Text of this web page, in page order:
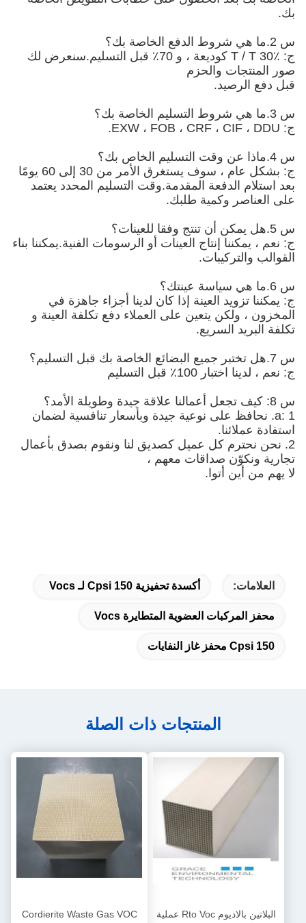
بك.
س 2.ما هي شروط الدفع الخاصة بك؟
ج: T / T 30٪ كوديعة ، و 70٪ قبل التسليم.سنعرض لك
صور المنتجات والحزم
قبل دفع الرصيد.
س 3.ما هي شروط التسليم الخاصة بك؟
ج: EXW ، FOB ، CRF ، CIF ، DDU.
س 4.ماذا عن وقت التسليم الخاص بك؟
ج: بشكل عام ، سوف يستغرق الأمر من 30 إلى 60 يومًا
بعد استلام الدفعة المقدمة.وقت التسليم المحدد يعتمد
على العناصر وكمية طلبك.
س 5.هل يمكن أن تنتج وفقا للعينات؟
ج: نعم ، يمكننا إنتاج العينات أو الرسومات الفنية.يمكننا بناء
القوالب والتركيبات.
س 6.ما هي سياسة عينتك؟
ج: يمكننا تزويد العينة إذا كان لدينا أجزاء جاهزة في
المخزون ، ولكن يتعين على العملاء دفع تكلفة العينة و
تكلفة البريد السريع.
س 7.هل تختبر جميع البضائع الخاصة بك قبل التسليم؟
ج: نعم ، لدينا اختبار 100٪ قبل التسليم
س 8: كيف تجعل أعمالنا علاقة جيدة وطويلة الأمد؟
a: 1. نحافظ على نوعية جيدة وبأسعار تنافسية لضمان
استفادة عملائنا.
2. نحن نحترم كل عميل كصديق لنا ونقوم بصدق بأعمال
تجارية ونكوّن صداقات معهم ،
لا يهم من أين أتوا.
العلامات: أكسدة تحفيزية 150 Cpsi لـ Vocs
محفز المركبات العضوية المتطايرة Vocs
150 Cpsi محفز غاز النفايات
المنتجات ذات الصلة
البلاتين بالاديوم Rto Voc عملية
Cordierite Waste Gas VOC